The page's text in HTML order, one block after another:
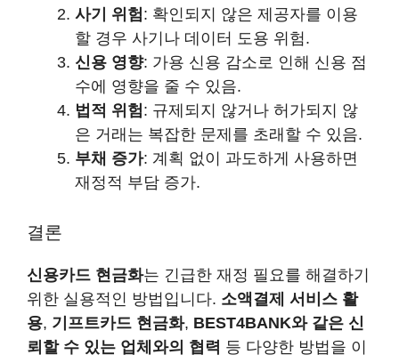
사기 위험: 확인되지 않은 제공자를 이용
할 경우 사기나 데이터 도용 위험.
신용 영향: 가용 신용 감소로 인해 신용 점
수에 영향을 줄 수 있음.
법적 위험: 규제되지 않거나 허가되지 않
은 거래는 복잡한 문제를 초래할 수 있음.
부채 증가: 계획 없이 과도하게 사용하면
재정적 부담 증가.
결론
신용카드 현금화는 긴급한 재정 필요를 해결하기
위한 실용적인 방법입니다. 소액결제 서비스 활
용, 기프트카드 현금화, BEST4BANK와 같은 신
뢰할 수 있는 업체와의 협력 등 다양한 방법을 이